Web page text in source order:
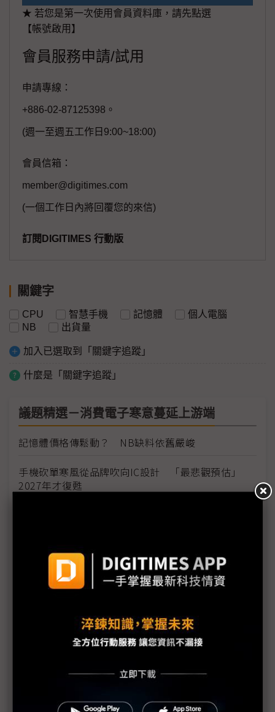
★ 若您是第一次使用會員資料庫，請先點選
【帳號啟用】
會員服務申請/試用
申請專線：
+886-02-87125398。
(週一至週五工作日9:00~18:00)
會員信箱：
member@digitimes.com
(一個工作日內將回覆您的來信)
訂閱DIGITIMES 行動版
關鍵字
CPU 智慧手機 記憶體
個人電腦
NB
出貨量
加入已選取到「關鍵字追蹤」
什麼是「關鍵字追蹤」
議題精選－消費電子寒意蔓延上游端
記憶體價格傳鬆動？ NB缺料依舊嚴峻
手機砍單寒風從品牌吹向IC設計 「最悲觀預估」
2027年才復甦
記憶體排擠效應衝擊手機供應鏈 鴻海結構分化發揮
記憶體飆漲重創平價機種 2026年美國PC出貨量恐